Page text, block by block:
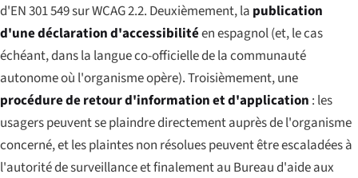
d'EN 301 549 sur WCAG 2.2. Deuxièmement, la publication
d'une déclaration d'accessibilitéen espagnol (et, le cas
échéant, dans la langue co-officielle de la communauté
autonome où l'organisme opère). Troisièmement, une
procédure de retour d'information et d'application : les
usagers peuvent se plaindre directement auprès de l'organisme
concerné, et les plaintes non résolues peuvent être escaladées à
l'autorité de surveillance et finalement au Bureau d'aide aux